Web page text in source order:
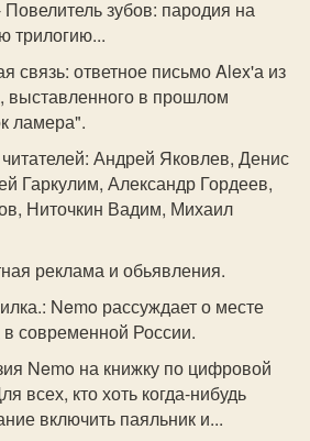
Повелитель зубов: пародия на
трилогию...
связь: ответное письмо Alex'а из
выставленного в прошлом
ламера".
Андрей Яковлев, Денис
Гаркулим, Александр Гордеев,
Ниточкин Вадим, Михаил
реклама и обьявления.
Nemo рассуждает о месте
современной России.
Nemo на книжку по цифровой
всех, кто хоть когда-нибудь
включить паяльник и...